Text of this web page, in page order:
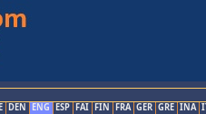
DEN ENG ESP FAI FIN FRA GER GRE INA